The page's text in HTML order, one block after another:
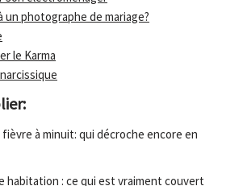
un photographe de mariage?
le Karma
à minuit: qui décroche encore en
habitation : ce qui est vraiment couvert